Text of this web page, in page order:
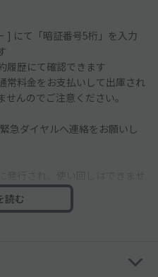
] にて「暗証番号5桁」を入力
履歴にて確認できます
料金をお支払いして出庫され
んのでご注意ください。
急ダイヤルへ連絡をお願いし
利用日ごとに異なります
読む